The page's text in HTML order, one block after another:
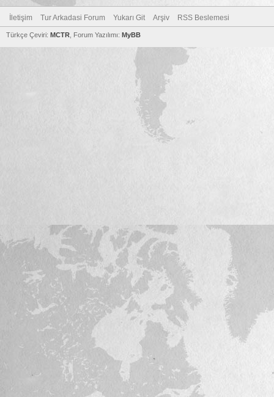
İletişim Tur Arkadasi Forum Yukarı Git Arşiv RSS Beslemesi
Türkçe Çeviri: MCTR , Forum Yazılımı: MyBB